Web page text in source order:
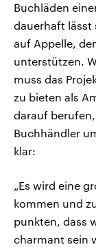
Buchläden
dauerhaft lässt
auf Appelle,
unterstützen.
muss das
zu bieten als
darauf
Buchhändler
klar:
„Es wird eine
kommen und
punkten, dass
charmant sein